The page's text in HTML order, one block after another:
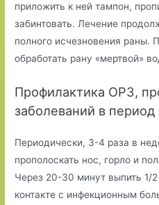
приложить к ней тампон,
забинтовать. Лечение
полного исчезновения раны.
обработать рану «мертвой»
Профилактика ОРЗ,
заболеваний в
Периодически, 3-4 раза в
прополоскать нос, горло и
Через 20-30 минут выпить 1/
контакте с инфекционным